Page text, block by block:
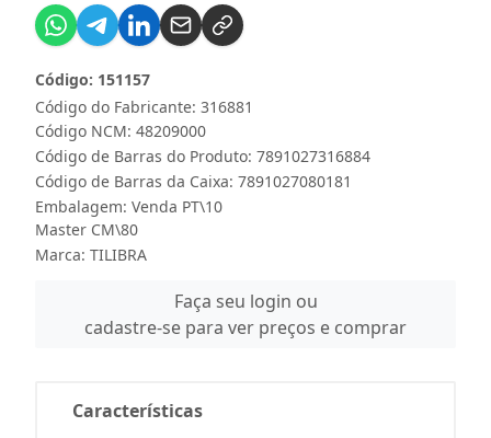
Código do Fabricante: 316881
Código: 151157
Código NCM: 48209000
Código de Barras do Produto: 7891027316884
Código de Barras da Caixa: 7891027080181
Embalagem: Venda PT\10
Master CM\80
Marca: TILIBRA
Faça seu login ou
cadastre-se para ver preços e comprar
Características